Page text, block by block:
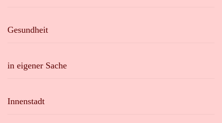
Gesundheit
in eigener Sache
Innenstadt